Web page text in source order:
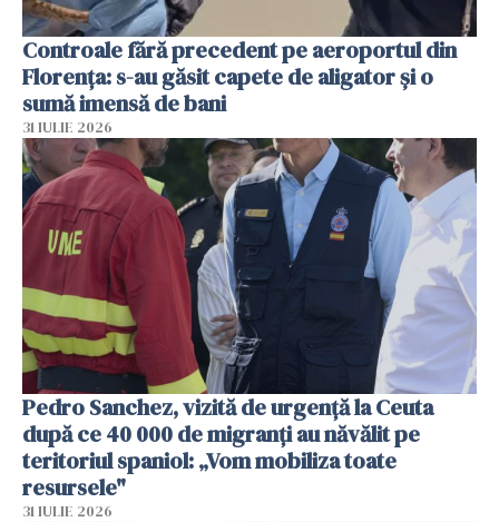
Controale fără precedent pe aeroportul din
Florența: s-au găsit capete de aligator și o
sumă imensă de bani
31 IULIE 2026
Pedro Sanchez, vizită de urgență la Ceuta
după ce 40 000 de migranți au năvălit pe
teritoriul spaniol: „Vom mobiliza toate
resursele"
31 IULIE 2026